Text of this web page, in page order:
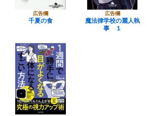
広告欄
千夏の食
広告欄
魔法律学校の麗人執
事 １